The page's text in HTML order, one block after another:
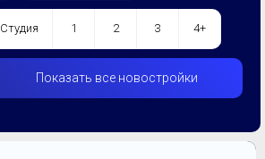
Студия 1 2 3 4+
Показать все новостройки